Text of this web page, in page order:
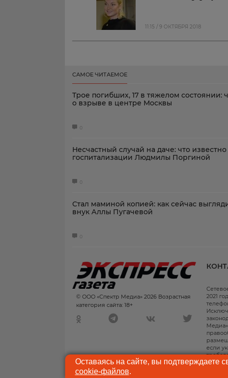
11:15 / 9 ОКТЯБРЯ 2018
САМОЕ ЧИТАЕМОЕ
Трое погибших, 17 в тяжелом состоянии:
о взрыве в центре Москвы
0
Несчастный случай на даче: что известно
госпитализации Людмилы Поргиной
0
Стал маминой копией: как сейчас
внук Аллы Пугачевой
0
© ООО «Спектр Медиа» 2026 Возрастная
категория сайта: 18+
2021
если
Оставаясь на сайте, вы подтверждаете
cookie-файлов.